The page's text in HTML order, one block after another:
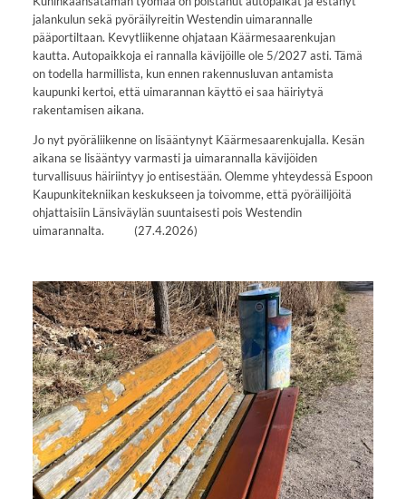
jalankulun sekä pyöräilyreitin Westendin uimarannalle
pääportiltaan. Kevytliikenne ohjataan Käärmesaarenkujan
kautta. Autopaikkoja ei rannalla kävijöille ole 5/2027 asti. Tämä
on todella harmillista, kun ennen rakennusluvan antamista
kaupunki kertoi, että uimarannan käyttö ei saa häiriytyä
rakentamisen aikana.
Jo nyt pyöräliikenne on lisääntynyt Käärmesaarenkujalla. Kesän
aikana se lisääntyy varmasti ja uimarannalla kävijöiden
turvallisuus häiriintyy jo entisestään. Olemme yhteydessä Espoon
Kaupunkitekniikan keskukseen ja toivomme, että pyöräilijöitä
ohjattaisiin Länsiväylän suuntaisesti pois Westendin
uimarannalta. (27.4.2026)